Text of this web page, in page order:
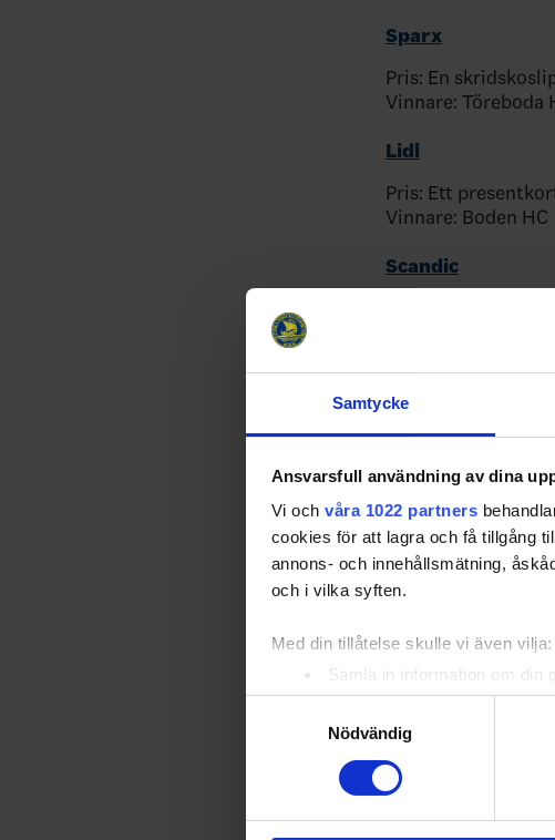
Samtycke
Ansvarsfull användning av dina
Vi och våra 1022 partners
cookies för att lagra och få tillgång
annons- och innehållsmätning,
och i vilka syften.
Med din tillåtelse skulle vi även vilja:
Samla in information om din
Identifiera din enhet genom
Ta reda på mer om hur dina
eller dra tillbaka ditt samtycke när
Nödvändig
Sparx
Pris: En
Vinnare: Töreboda
Lidl
Pris: Ett
Vinnare: Boden HC
Scandic
Stort tack till alla
Hockeyskolans